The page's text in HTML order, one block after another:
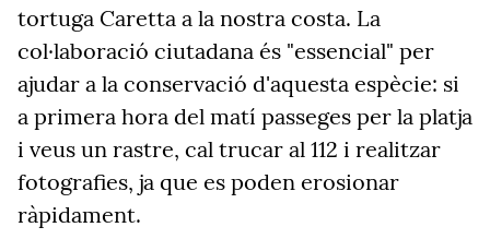
tortuga Caretta a la nostra costa. La
col·laboració ciutadana és "essencial" per
ajudar a la conservació d'aquesta espècie: si
a primera hora del matí passeges per la platja
i veus un rastre, cal trucar al 112 i realitzar
fotografies, ja que es poden erosionar
ràpidament.